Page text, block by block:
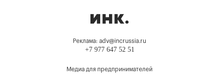
Реклама: adv@incrussia.ru
+7 977 647 52 51
Медиа для предпринимателей